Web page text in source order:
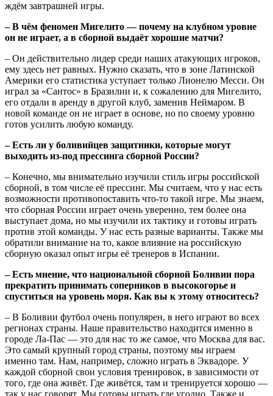
ждём завтрашней игры.
– В чём феномен Мигелито — почему на клубном уровне
он не играет, а в сборной выдаёт хорошие матчи?
– Он действительно лидер среди наших атакующих игроков,
ему здесь нет равных. Нужно сказать, что в зоне Латинской
Америки его статистика уступает только Лионелю Месси. Он
играл за «Сантос» в Бразилии и, к сожалению для Мигелито,
его отдали в аренду в другой клуб, заменив Неймаром. В
новой команде он не играет в основе, но по своему уровню
готов усилить любую команду.
– Есть ли у боливийцев защитники, которые могут
выходить из-под прессинга сборной России?
– Конечно, мы внимательно изучили стиль игры российской
сборной, в том числе её прессинг. Мы считаем, что у нас есть
возможности противопоставить что-то такой игре. Мы знаем,
что сборная России играет очень уверенно, тем более она
выступает дома, но мы изучили их тактику и готовы играть
против этой команды. У нас есть разные варианты. Также мы
обратили внимание на то, какое влияние на российскую
сборную оказал опыт игры её тренеров в Испании.
– Есть мнение, что национальной сборной Боливии пора
прекратить принимать соперников в высокогорье и
спуститься на уровень моря. Как вы к этому относитесь?
– В Боливии футбол очень популярен, в него играют во всех
регионах страны. Наше правительство находится именно в
городе Ла-Пас — это для нас то же самое, что Москва для вас.
Это самый крупный город страны, поэтому мы играем
именно там. Нам, например, сложно играть в Эквадоре. У
каждой сборной свои условия тренировок, в зависимости от
того, где она живёт. Где живётся, там и тренируется хорошо —